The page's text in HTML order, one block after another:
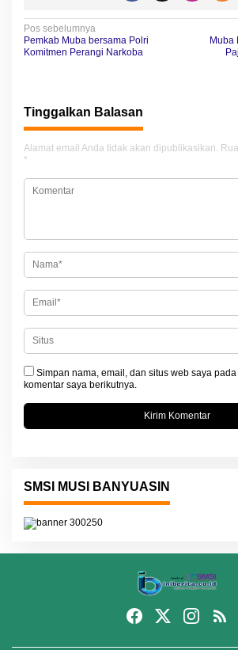
N
a
i
g
a
s
o
s
Pos sebelumnya
Pemkab Muba bersama Polri
Komitmen Perangi Narkoba
Muba
Tinggalkan Balasan
Alamat email Anda tidak akan dipublikasikan.
*
Simpan nama, email, dan situs web saya
komentar saya berikutnya.
SMSI MUSI BANYUASIN